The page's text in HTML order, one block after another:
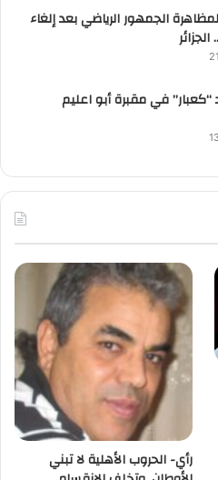
الذكرى 35 لمظاهرة الجمهور الرياضي بعد إلغاء
الجزائر
“كعبار” في مقبرة أبو اعليم
رأي- الحروب الأهلية لا تبني